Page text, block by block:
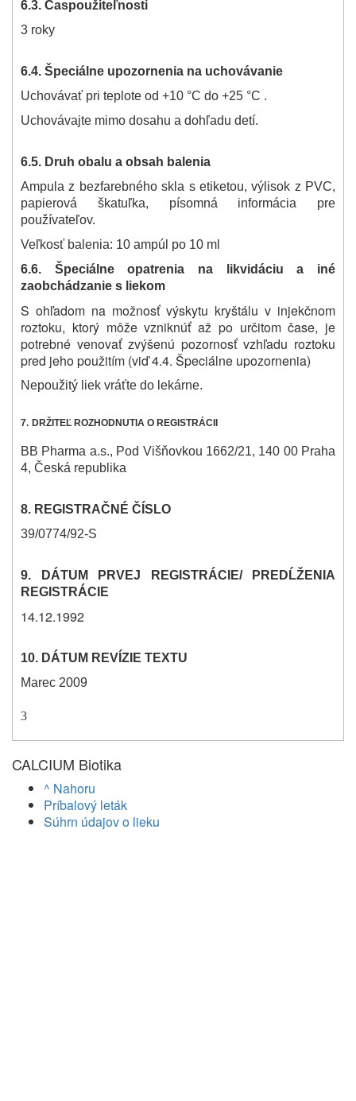
6.3. Časpoužiteľnosti
3 roky
6.4. Špeciálne upozornenia na uchovávanie
Uchovávať pri teplote od +10 °C do +25 °C .
Uchovávajte mimo dosahu a dohľadu detí.
6.5. Druh obalu a obsah balenia
Ampula z bezfarebného skla s etiketou, výlisok z PVC,
papierová škatuľka, písomná informácia pre
používateľov.
Veľkosť balenia: 10 ampúl po 10 ml
6.6.
Špeciálne opatrenia na likvidáciu a iné
zaobchádzanie s liekom
S ohľadom na možnosť výskytu kryštálu v injekčnom
roztoku, ktorý môže vzniknúť až po určitom čase, je
potrebné venovať zvýšenú pozornosť vzhľadu roztoku
pred jeho použitím (viď 4.4. Špeciálne upozornenia)
Nepoužitý liek vráťte do lekárne.
7. DRŽITEĽ ROZHODNUTIA O REGISTRÁCII
BB Pharma a.s., Pod Višňovkou 1662/21, 140 00 Praha
4, Česká republika
8. REGISTRAČNÉ ČÍSLO
39/0774/92-S
9.
DÁTUM PRVEJ REGISTRÁCIE/ PREDĹŽENIA
REGISTRÁCIE
14.12.1992
10. DÁTUM REVÍZIE TEXTU
Marec 2009
3
CALCIUM Biotika
^ Nahoru
Príbalový leták
Súhrn údajov o lieku